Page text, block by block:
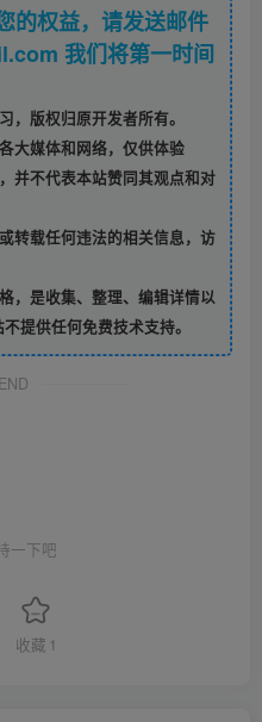
的权益，请发送邮件
我们将第一时间
，版权归原开发者所有。
大媒体和网络，仅供体验
并不代表本站赞同其观点和对
转载任何违法的相关信息，访
，是收集、整理、编辑详情以
提供任何免费技术支持。
一下吧
收藏 1